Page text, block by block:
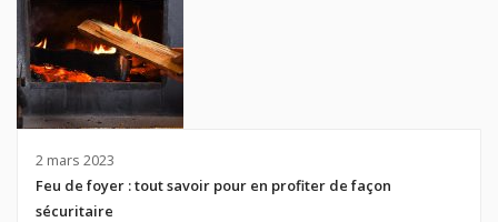
2 mars 2023
Feu de foyer : tout savoir pour en profiter de façon
sécuritaire